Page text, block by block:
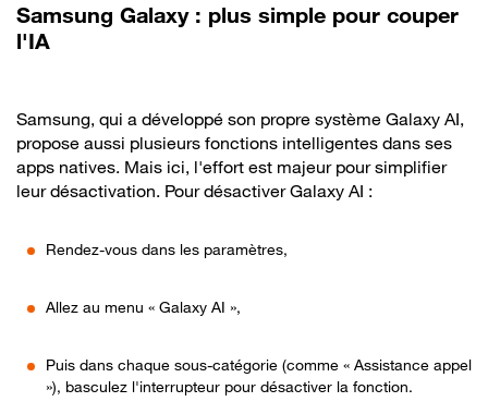
Samsung Galaxy : plus simple pour couper
l'IA
Samsung, qui a développé son propre système Galaxy AI,
propose aussi plusieurs fonctions intelligentes dans ses
apps natives. Mais ici, l'effort est majeur pour simplifier
leur désactivation. Pour désactiver Galaxy AI :
Rendez-vous dans les paramètres,
Allez au menu « Galaxy AI »,
Puis dans chaque sous-catégorie (comme « Assistance appel
»), basculez l'interrupteur pour désactiver la fonction.